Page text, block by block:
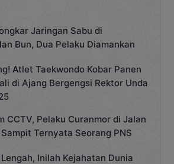
Jaringan Sabu di
Bun, Dua Pelaku Diamankan
Atlet Taekwondo Kobar Panen
di Ajang Bergengsi Rektor Unda
CCTV, Pelaku Curanmor di Jalan
Ternyata Seorang PNS
Inilah Kejahatan Dunia